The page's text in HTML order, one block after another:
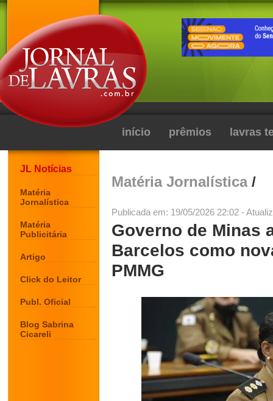
início prêmios lavras
JL Notícias
Matéria
Jornalística
Matéria
Publicitária
Artigo
Click do Leitor
Publ. Oficial
Blog Sabrina
Cicareli
Matéria Jornalística/
Publicada em: 19/05/2026 22:02 -
Governo de Minas
Barcelos como
PMMG